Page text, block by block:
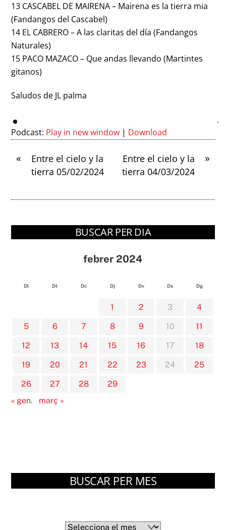
13 CASCABEL DE MAIRENA – Mairena es la tierra mia
(Fandangos del Cascabel)
14 EL CABRERO – A las claritas del día (Fandangos
Naturales)
15 PACO MAZACO – Que andas llevando (Martintes
gitanos)
Saludos de JL palma
Podcast: Play in new window | Download
«
Entre el cielo y la
tierra 05/02/2024
»
Entre el cielo y la
tierra 04/03/2024
BUSCAR PER DIA
febrer 2024
Dl Dt Dc Dj Dv Ds Dg
1 2 3
4
5
6 7 8 9 10
11
12
13 14 15 16 17
18
19
20 21 22 23 24
25
26
27 28
29
« gen.
març »
BUSCAR PER MES
Arxius